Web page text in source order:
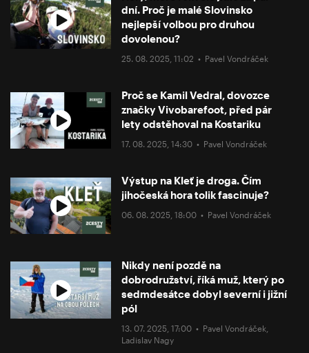
dní. Proč je malé Slovinsko
nejlepší volbou pro druhou
dovolenou?
25. 08. 2025, 11:02 • Pavel Vondráček
Proč se Kamil Vedral, dovozce
značky Vivobarefoot, před pár
lety odstěhoval na Kostariku
17. 08. 2025, 14:30 • Pavel Vondráček
Výstup na Kleť je droga. Čím
jihočeská hora tolik fascinuje?
06. 08. 2025, 18:00 • Pavel Vondráček
Nikdy není pozdě na
dobrodružství, říká muž, který po
sedmdesátce dobyl severní i jižní
pól
13. 07. 2025, 17:00 • Pavel Vondráček
Ladislav Nagy